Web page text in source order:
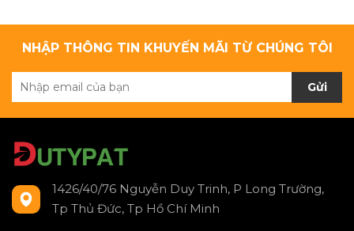
NHẬP THÔNG TIN KHUYẾN MÃI TỪ CHÚNG TÔI
Gửi
1426/40/76 Nguyễn Duy Trinh, P Long Trường,
Tp Thủ Đức, Tp Hồ Chí Minh